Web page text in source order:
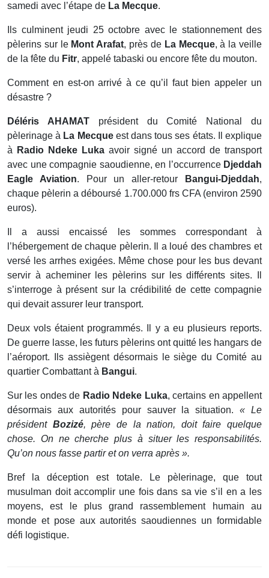
samedi avec l’étape de La Mecque.
Ils culminent jeudi 25 octobre avec le stationnement des
pèlerins sur le Mont Arafat, près de La Mecque, à la veille
de la fête du Fitr, appelé tabaski ou encore fête du mouton.
Comment en est-on arrivé à ce qu’il faut bien appeler un
désastre ?
Déléris AHAMATprésident du Comité National du
pèlerinage à La Mecqueest dans tous ses états. Il explique
à
Radio Ndeke Luka avoir signé un accord de transport
avec une compagnie saoudienne, en l’occurrence Djeddah
Eagle Aviation. Pour un aller-retour Bangui-Djeddah,
chaque pèlerin a déboursé 1.700.000 frs CFA (environ 2590
euros).
Il a aussi encaissé les sommes correspondant à
l’hébergement de chaque pèlerin. Il a loué des chambres et
versé les arrhes exigées. Même chose pour les bus devant
servir à acheminer les pèlerins sur les différents sites. Il
s’interroge à présent sur la crédibilité de cette compagnie
qui devait assurer leur transport.
Deux vols étaient programmés. Il y a eu plusieurs reports.
De guerre lasse, les futurs pèlerins ont quitté les hangars de
l’aéroport. Ils assiègent désormais le siège du Comité au
quartier Combattant à Bangui.
Sur les ondes de Radio Ndeke Luka, certains en appellent
désormais aux autorités pour sauver la situation.« Le
président Bozizé, père de la nation, doit faire quelque
chose. On ne cherche plus à situer les responsabilités.
Qu’on nous fasse partir et on verra après ».
Bref la déception est totale. Le pèlerinage, que tout
musulman doit accomplir une fois dans sa vie s’il en a les
moyens, est le plus grand rassemblement humain au
monde et pose aux autorités saoudiennes un formidable
défi logistique.